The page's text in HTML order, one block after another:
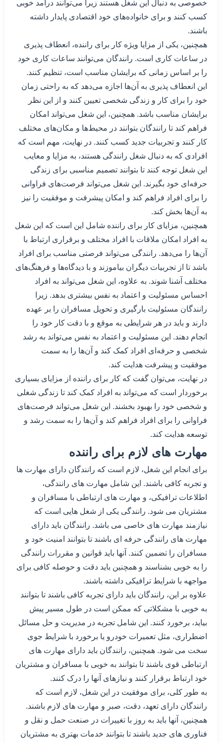
خصوصی به دنبال این شغل هستند زیرا می‌توانند درآمد خوبی
کسب کنند و برای خانواده‌های خود اقتصادی پایدار داشته
باشند.
همچنین، یکی از مزایا ویژه کار برای راننده، انعطاف پذیری
در ساعات کاری است. رانندگان می‌توانند ساعات کاری خود
را بر اساس زمانی که برایشان مناسب است، تنظیم کنند.
این انعطاف پذیری به آن‌ها اجازه می‌دهد که به راحتی زمان
خود را برای کار و زندگی شخصی تعیین کنند و از این نظر
برایشان مناسب باشد. همچنین، این شغل می‌تواند امکان
فراهم کند تا رانندگان بتوانند در محیط‌ها و مکان‌های مختلف
کار کنند و تجربیات جدید کسب کنند. در نهایت، مهم است که
افرادی که به دنبال شغل رانندگی هستند، به مزایا و معایب
این شغل توجه کنند تا بتوانند تصمیم مناسبی برای زندگی
حرفه‌ای خود بگیرند. این شغل می‌تواند فرصت‌های فراوانی
را برای افراد فراهم کند و امکان پیشرفت و موفقیت را نیز
به آن‌ها بخش کند.
همچنین، مزایای کار برای راننده شامل این است که این شغل
به افراد امکان ملاقات با افراد مختلف و برقراری ارتباط با
آن‌ها را می‌دهد. رانندگی می‌تواند فرصتی مناسب برای افراد
باشد تا از تجربیات دیگران بیاموزند و با دیدگاه‌ها و فرهنگ‌های
مختلف آشنا شوند. به علاوه، این شغل می‌تواند به افراد
احساس مسئولیت و اعتماد به نفس بیشتری بدهد. زیرا
رانندگان مسئولیت بارگیری و تحویل مسافران را بر عهده
دارند و باید در هر شرایطی به موقع و با دقت کار خود را
انجام دهند. این مسئولیت و اعتماد به نفس می‌تواند به رشد
شخصی و حرفه‌ای افراد کمک کند و آن‌ها را به سمت
موفقیت و پیشرفت هدایت کند.
در نهایت، می‌توان گفت که کار برای راننده از مزایای بسیاری
برخوردار است که می‌تواند به افراد کمک کند تا زندگی شغلی
و شخصی خود را بهبود بخشند. این شغل می‌تواند فرصت‌های
فراوانی را برای افراد فراهم کند و آن‌ها را به سمت رشد و
توسعه هدایت کند.
مهارت های لازم برای راننده
برای انجام این شغل، لازم است که رانندگان دارای مهارت ها
و تجربه کافی باشند. این شامل مهارت های رانندگی،
اطلاعات ترافیکی، و مهارت های ارتباطی با مسافران و
مشتریان می شود. رانندگی یکی از شغل هایی است که
نیازمند مهارت های خاصی می باشد. رانندگان باید دارای
مهارت های رانندگی حرفه ای باشند تا بتوانند امنیت خود و
مسافران را تضمین کنند. آنها باید قوانین و مقررات رانندگی
را به خوبی بشناسند و همچنین باید دقت و حوصله کافی برای
مواجهه با شرایط ترافیکی داشته باشند.
علاوه بر این، رانندگان باید دارای تجربه کافی باشند تا بتوانند
به خوبی با مشکلاتی که ممکن است در طول مسیر پیش
بیاید، برخورد کنند. این شامل تجربه در مدیریت و حل مسائل
اضطراری، مثل تعمیرات خودرو یا برخورد با شرایط جوی
سخت می شود. همچنین، رانندگان باید دارای مهارت های
ارتباطی قوی باشند تا بتوانند به خوبی با مسافران و مشتریان
خود ارتباط برقرار کنند و نیازهای آنها را درک کنند.
به طور کلی، برای موفقیت در این شغل، لازم است که
رانندگان دارای تعهد، دقت، صبر و مهارت های لازم باشند.
همچنین، آنها باید به روز با تغییرات در صنعت حمل و نقل و
فناوری های جدید باشند تا بتوانند خدمات بهتری به مشتریان